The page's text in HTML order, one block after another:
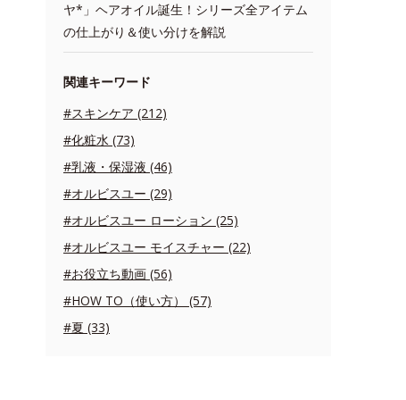
ヤ*」ヘアオイル誕生！シリーズ全アイテム
の仕上がり＆使い分けを解説
関連キーワード
#スキンケア (212)
#化粧水 (73)
#乳液・保湿液 (46)
#オルビスユー (29)
#オルビスユー ローション (25)
#オルビスユー モイスチャー (22)
#お役立ち動画 (56)
#HOW TO（使い方） (57)
#夏 (33)